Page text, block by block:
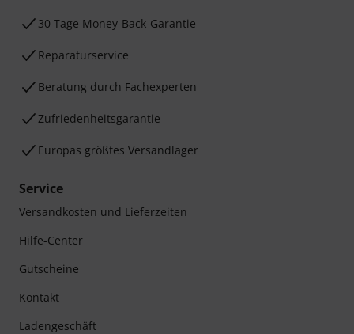
30 Tage Money-Back-Garantie
Reparaturservice
Beratung durch Fachexperten
Zufriedenheitsgarantie
Europas größtes Versandlager
Service
Versandkosten und Lieferzeiten
Hilfe-Center
Gutscheine
Kontakt
Ladengeschäft